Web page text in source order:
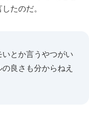
たのだ。
いとか言うやつがい
良さも分からねえ